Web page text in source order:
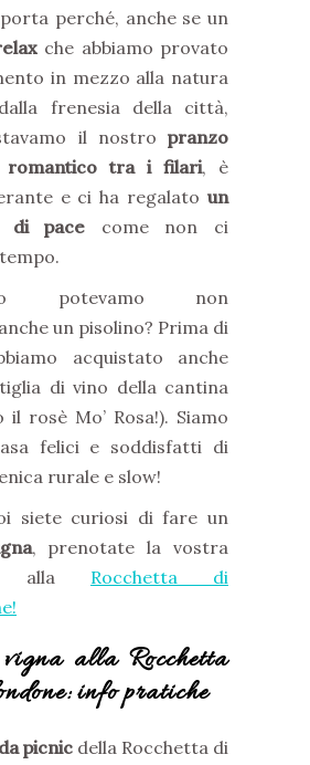
perché, anche se un
che abbiamo provato
in mezzo alla natura
frenesia della città,
il nostro pranzo
romantico tra i filari, è
e ci ha regalato un
di pace come non ci
potevamo non
un pisolino? Prima di
acquistato anche
di vino della cantina
il rosè Mo’ Rosa!). Siamo
felici e soddisfatti di
rurale e slow!
siete curiosi di fare un
, prenotate la vostra
alla Rocchetta di
alla Rocchetta
info pratiche
picnic della Rocchetta di